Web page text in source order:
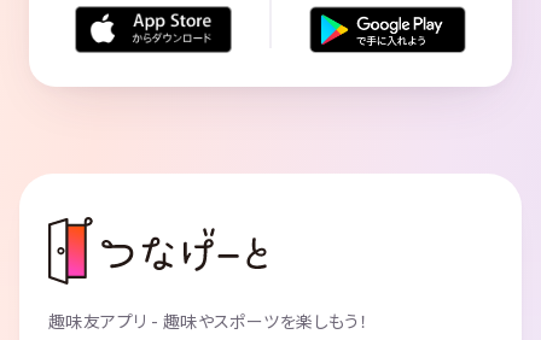
趣味友アプリ - 趣味やスポーツを楽しもう！